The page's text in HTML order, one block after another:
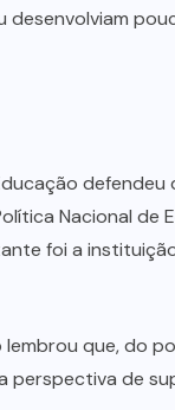
desenvolviam
defendeu
Nacional de
foi a
que, do
de